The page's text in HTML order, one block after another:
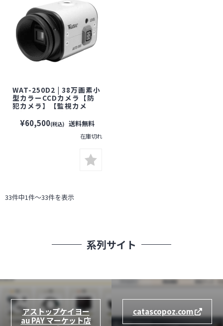
WAT-250D2 | 38万画素小
型カラーCCDカメラ【防
犯カメラ】【監視カメ
ク】
¥60,500(税込) 送料無料
在庫切れ
33件中1件～33件を表示
系列サイト
アストップケイヨー
au PAY マーケット店
catascopoz.com